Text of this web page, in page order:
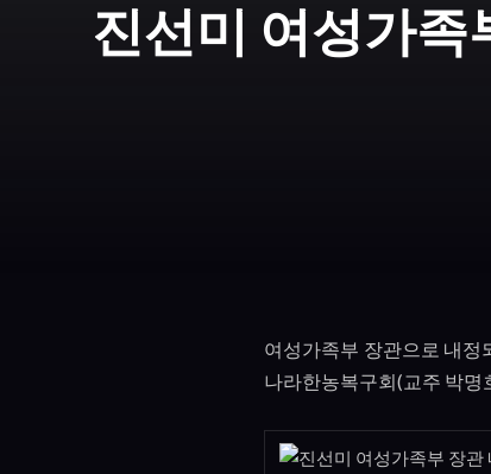
진선미 여성가족
여성가족부 장관으로 내정
나라한농복구회(교주 박명